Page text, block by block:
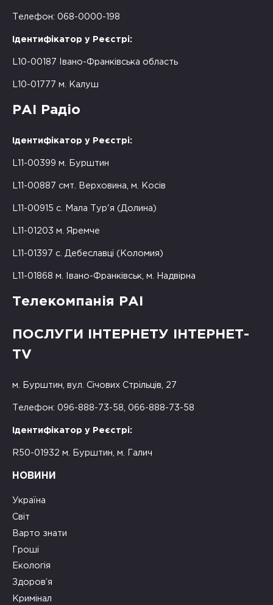
Телефон: 068-0000-198
Ідентифікатор у Реєстрі:
L10-00187 Івано-Франківська область
L10-01777 м. Калуш
РАІ Радіо
Ідентифікатор у Реєстрі:
L11-00399 м. Бурштин
L11-00887 смт. Верховина, м. Косів
L11-00915 с. Мала Тур'я (Долина)
L11-01203 м. Яремче
L11-01397 с. Дебеславці (Коломия)
L11-01868 м. Івано-Франківськ, м. Надвірна
Телекомпанія РАІ
ПОСЛУГИ ІНТЕРНЕТУ ІНТЕРНЕТ-
TV
м. Бурштин, вул. Січових Стрільців, 27
Телефон: 096-888-73-58, 066-888-73-58
Ідентифікатор у Реєстрі:
R50-01932 м. Бурштин, м. Галич
НОВИНИ
Україна
Світ
Варто знати
Гроші
Екологія
Здоров’я
Кримінал